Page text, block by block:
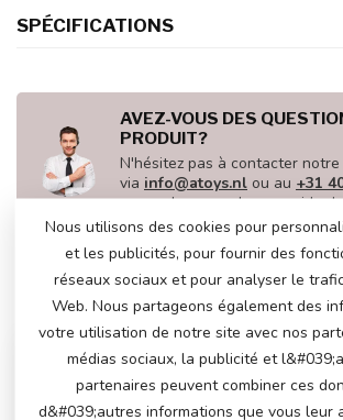
SPÉCIFICATIONS
AVEZ-VOUS DES
PRODUIT?
N'hésitez pas à contacter
via info@atoys.nl ou au +31
serons heureux de vous aider !
VU(S) RÉCEMMENT
Nous utilisons des cookies pour
et les publicités, pour fournir des
réseaux sociaux et pour analyser le
Web. Nous partageons également des
votre utilisation de notre site avec nos
médias sociaux, la publicité et
partenaires peuvent combiner ces
d&#039;autres informations que vous leur